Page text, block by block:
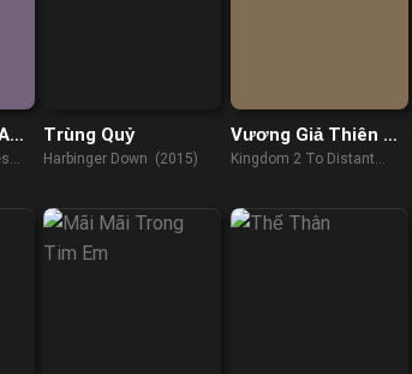
Trùng Quỷ
Harbinger Down (2015)
Vương Giả Thiên Hạ
2: Đại Địa Viễn Chinh
Kingdom 2 To Distant
E) (2022)